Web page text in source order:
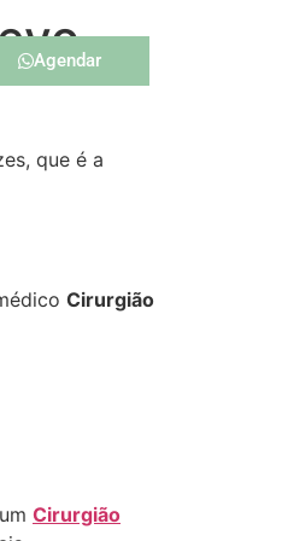
Agendar
que é a
Cirurgião
Cirurgião